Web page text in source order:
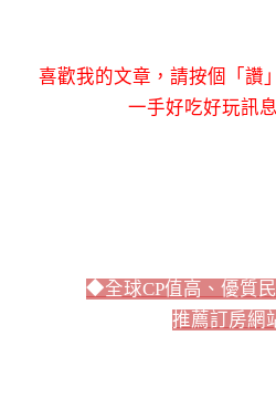
喜歡我的文章，請按個「讚
一手好吃好玩訊
◆全球CP值高、優質
推薦訂房網